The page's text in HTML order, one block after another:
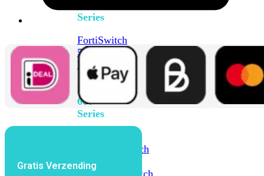
Series
FortiSwitch
548D-
FPOE
FortiSwitch
600
Series
FortiSwitch
624F-
FPOE
FortiSwitch
Gratis Verzending